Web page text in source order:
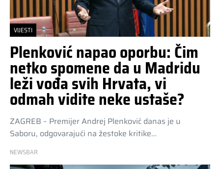
VIJESTI
Plenković napao oporbu: Čim
netko spomene da u Madridu
leži vođa svih Hrvata, vi
odmah vidite neke ustaše?
ZAGREB – Premijer Andrej Plenković danas je u
Saboru, odgovarajući na žestoke kritike…
NEWSBAR